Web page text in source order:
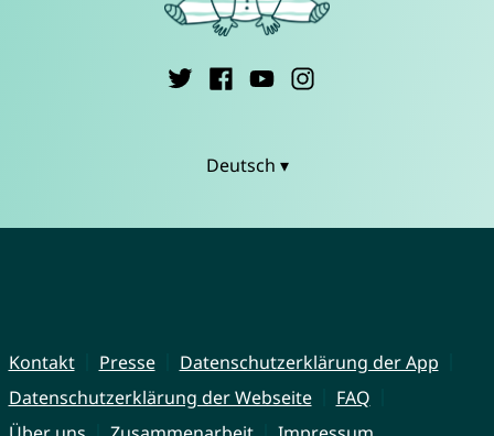
Deutsch ▾
Kontakt Presse
Datenschutzerklärung der App
Datenschutzerklärung der Webseite
FAQ